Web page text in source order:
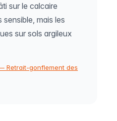
sur le calcaire
mais les
sur sols argileux
Retrait-gonflement des